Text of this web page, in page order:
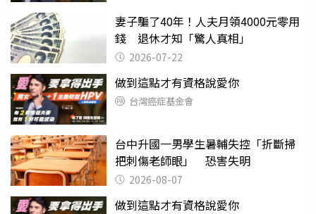
妻子騙了40年！人夫月領4000元零用
錢 退休才知「驚人真相」
2026-07-22
做到這點才有資格說愛你
台灣癌症基金會
台中升國一男學生暑輔失控「折斷掃
把刺傷老師眼」 恐害失明
2026-08-07
做到這點才有資格說愛你